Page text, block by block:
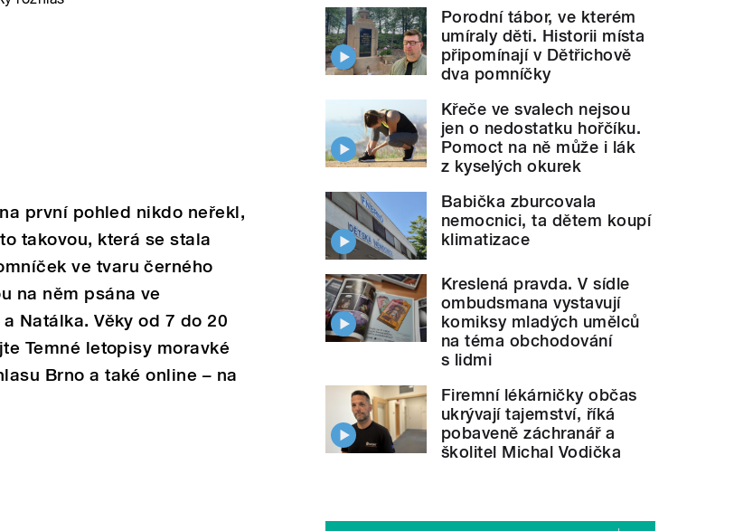
první pohled nikdo neřekl,
takovou, která se stala
ve tvaru černého
na něm psána ve
Natálka. Věky od 7 do 20
Temné letopisy moravké
Brno a také online – na
Porodní tábor, ve kterém
umíraly děti. Historii místa
připomínají v Dětřichově
dva pomníčky
Křeče ve svalech nejsou
jen o nedostatku hořčíku.
Pomoct na ně může i lák
z kyselých okurek
Babička zburcovala
nemocnici, ta dětem koupí
klimatizace
Kreslená pravda. V sídle
ombudsmana vystavují
komiksy mladých umělců
na téma obchodování
s lidmi
Firemní lékárničky občas
ukrývají tajemství, říká
pobaveně záchranář a
školitel Michal Vodička